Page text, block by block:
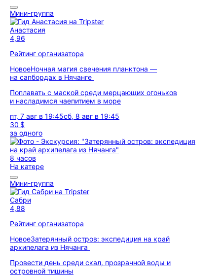
Мини-группа
Анастасия
4,96
Рейтинг организатора
НовоеНочная магия свечения планктона —
на сапбордах в Нячанге
Поплавать с маской среди мерцающих огоньков
и насладимся чаепитием в море
пт, 7 авг в 19:45сб, 8 авг в 19:45
30 $
за одного
8 часов
На катере
Мини-группа
Сабри
4,88
Рейтинг организатора
НовоеЗатерянный остров: экспедиция на край
архипелага из Нячанга
Провести день среди скал, прозрачной воды и
островной тишины